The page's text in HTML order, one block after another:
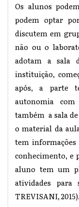
Os alunos
podem optar
discutem em
não ou o
adotam a sala
instituição,
após, a parte
autonomia
também a sala
o material da
tem
conhecimento, e
aluno tem um
atividades para
TREVISANI, 2015).